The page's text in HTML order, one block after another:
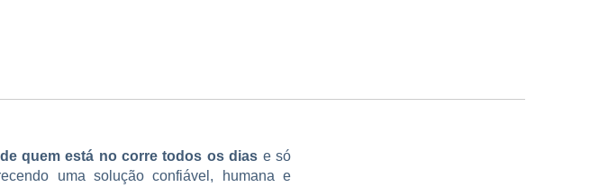
quem está no corre todos os dias e só
uma solução confiável, humana e